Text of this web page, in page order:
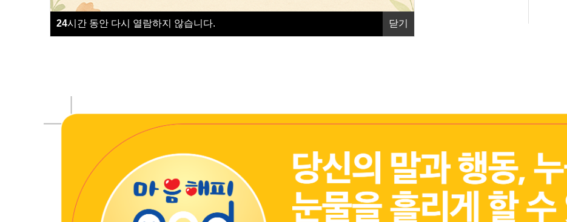
24시간 동안 다시 열람하지 않습니다. 닫기